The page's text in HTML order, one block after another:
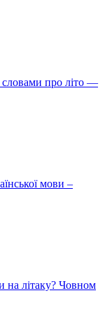
словами про літо —
мови –
на літаку? Човном